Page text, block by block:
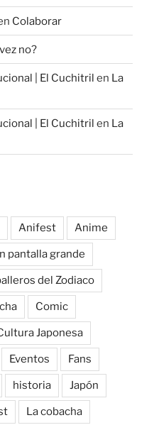
Colaborar
no?
| El Cuchitril en La
| El Cuchitril en La
Anifest Anime
pantalla grande
del Zodiaco
Comic
Japonesa
Eventos Fans
historia Japón
La cobacha